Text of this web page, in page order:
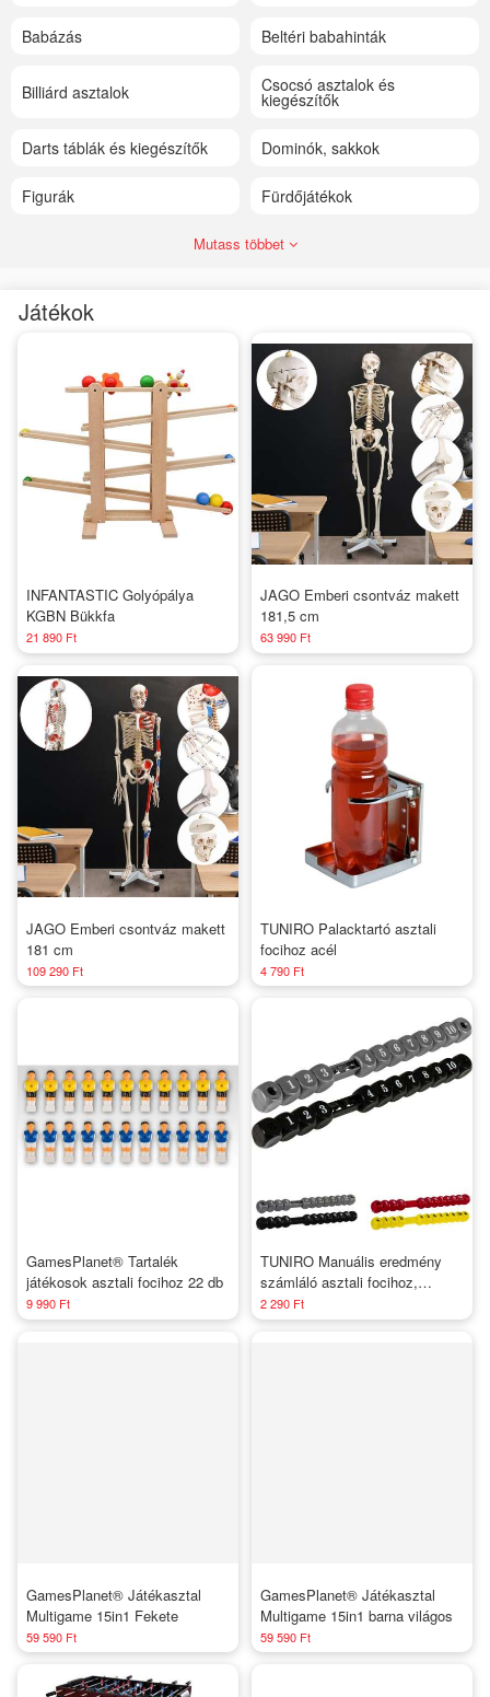
Babázás Beltéri babahinták
Billiárd asztalok Csocsó asztalok és
kiegészítők
Darts táblák és kiegészítők Dominók, sakkok
Figurák Fürdőjátékok
Mutass többet
Játékok
INFANTASTIC Golyópálya
KGBN Bükkfa
21 890 Ft
JAGO Emberi csontváz makett
181,5 cm
63 990 Ft
JAGO Emberi csontváz makett
181 cm
109 290 Ft
TUNIRO Palacktartó asztali
focihoz acél
4 790 Ft
GamesPlanet® Tartalék
játékosok asztali focihoz 22 db
9 990 Ft
TUNIRO Manuális eredmény
számláló asztali focihoz,
fekete/ezüst 2 db
2 290 Ft
GamesPlanet® Játékasztal
Multigame 15in1 Fekete
59 590 Ft
GamesPlanet® Játékasztal
Multigame 15in1 barna világos
59 590 Ft